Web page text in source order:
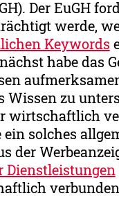
Der EuGH
werde,
Keywords
habe das
zu
solches
der
Dienstleistungen